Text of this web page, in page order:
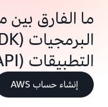
ما الفارق
التطبيقات (API)؟
إنشاء حساب AWS